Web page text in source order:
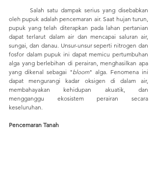
oleh pupuk adalah pencemaran air. Saat hujan turun,
pupuk yang telah diterapkan pada lahan pertanian
dapat terlarut dalam air dan mencapai saluran air,
sungai, dan danau. Unsur-unsur seperti nitrogen dan
fosfor dalam pupuk ini dapat memicu pertumbuhan
alga yang berlebihan di perairan, menghasilkan apa
yang dikenal sebagai "bloom" alga. Fenomena ini
dapat mengurangi kadar oksigen di dalam air,
membahayakan kehidupan akuatik, dan
mengganggu ekosistem perairan secara
keseluruhan.
Pencemaran Tanah